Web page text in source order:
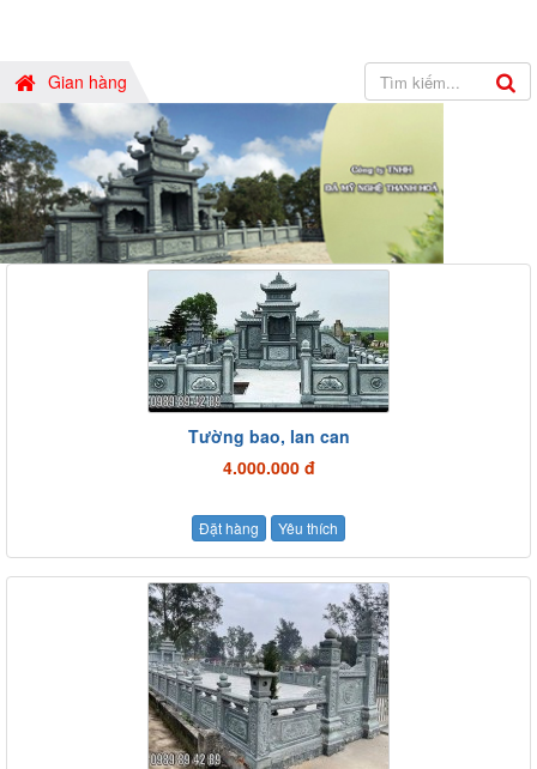
Gian hàng
Tường bao, lan can
4.000.000 đ
Đặt hàng Yêu thích